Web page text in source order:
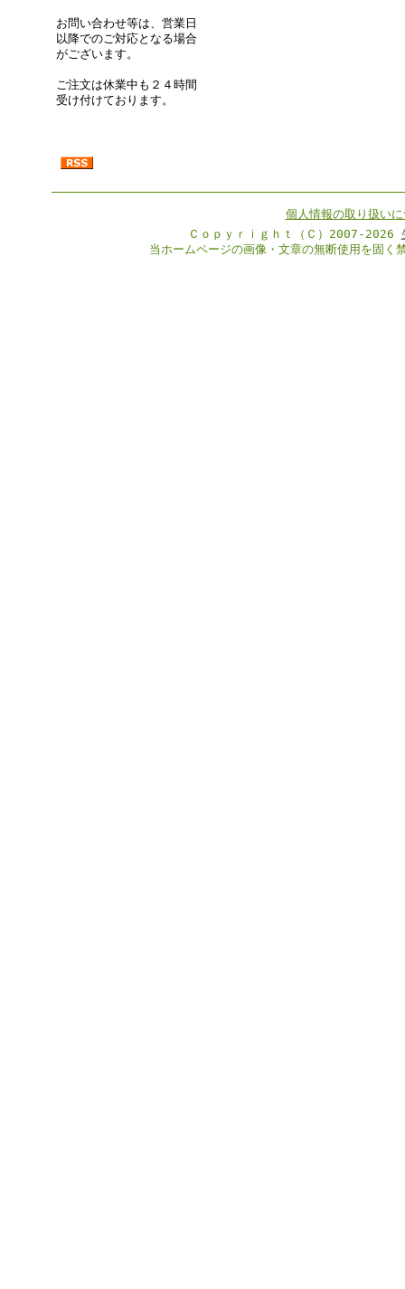
お問い合わせ等は、営業日
以降でのご対応となる場合
がございます。
ご注文は休業中も２４時間
受け付けております。
個人情報の取り扱い
Ｃｏｐｙｒｉｇｈｔ（Ｃ）2007-2026
当ホームページの画像・文章の無断使用を固